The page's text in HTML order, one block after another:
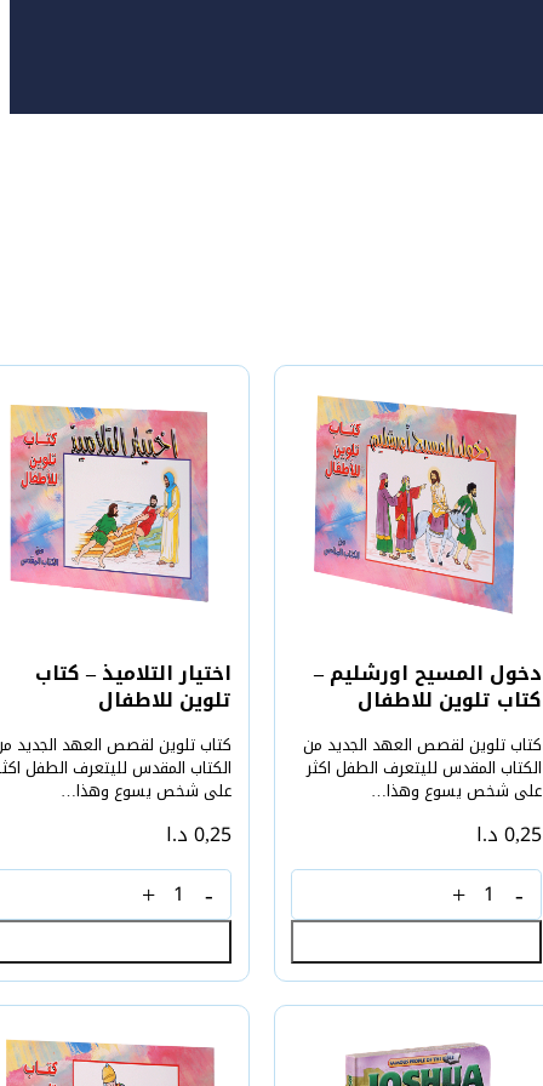
دخول المسيح اورشليم –
كتاب تلوين للاطفال
كتاب تلوين لقصص العهد الجديد من
الكتاب المقدس لليتعرف الطفل اكثر
على شخص يسوع وهذا…
0,25 د.ا
اختيار التلاميذ – كتاب
تلوين للاطفال
كتاب تلوين لقصص العهد الجديد
الكتاب المقدس لليتعرف الطفل
على شخص يسوع وهذا…
0,25 د.ا